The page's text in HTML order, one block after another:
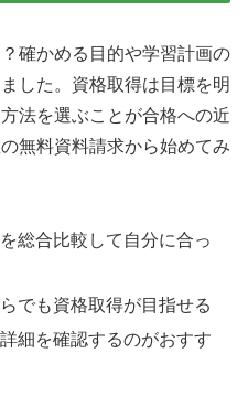
確かめる目的や学習計画の
した。資格取得は目標を明
法を選ぶことが合格への近
無料資料請求から始めてみ
総合比較して自分に合っ
でも資格取得が目指せる
細を確認するのがおすす